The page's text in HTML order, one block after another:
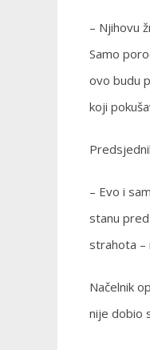
– Njihovu
Samo
ovo budu
koji
– Evo i
stanu
strahota –
Načelnik
nije dobio